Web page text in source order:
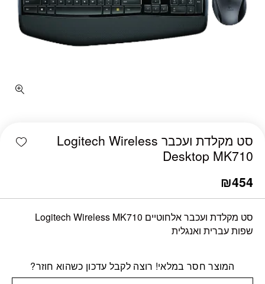
סט מקלדת ועכבר Logitech Wireless
Desktop MK710
₪454
סט מקלדת ועכבר אלחוטיים Logitech Wireless MK710
שפות עברית ואנגלית
המוצר חסר במלאי! רוצה לקבל עדכון כשהוא חוזר?